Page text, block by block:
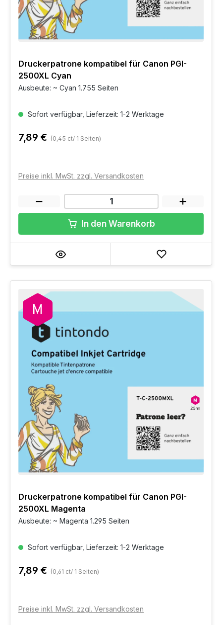
Druckerpatrone kompatibel für Canon PGI-
2500XL Cyan
Ausbeute: ~ Cyan 1.755 Seiten
Sofort verfügbar, Lieferzeit: 1-2 Werktage
7,89 € (0,45 ct/ 1 Seiten)
Preise inkl. MwSt. zzgl. Versandkosten
In den Warenkorb
Druckerpatrone kompatibel für Canon PGI-
2500XL Magenta
Ausbeute: ~ Magenta 1.295 Seiten
Sofort verfügbar, Lieferzeit: 1-2 Werktage
7,89 € (0,61 ct/ 1 Seiten)
Preise inkl. MwSt. zzgl. Versandkosten